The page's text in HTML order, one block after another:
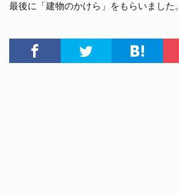
最後に「建物のかけら」をもらいました。